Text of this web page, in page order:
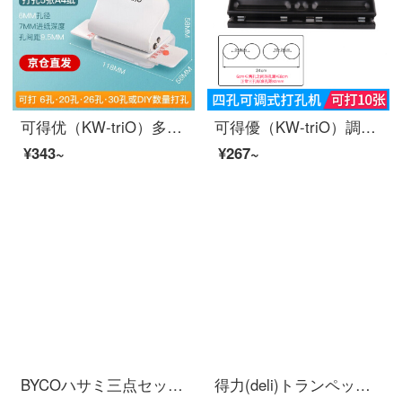
可得优（KW-triO）多孔活页打孔机学生装订活页本打孔器文具 99h9 六孔打孔机 白色
¥343~
可得優（KW-triO）調整式パンチ2穴パンチ3/4穴手動六穴穴打穴器6-70枚の999 D（4穴打孔機）があります。10枚打てます。
¥267~
BYCOハサミ三点セット家庭用キッチンカット、家庭用ハンドカット、オフィス用学生カット三点セットBD 2851ハサミ三点セット
得力(deli)トランペット金属ケースオフィス用美工刀/カッターオフィス用品2053